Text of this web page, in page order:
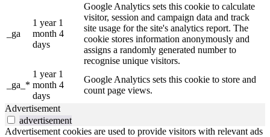
_ga
1 year 1
month 4
days
Google Analytics sets this cookie to calculate
visitor, session and campaign data and track
site usage for the site's analytics report. The
cookie stores information anonymously and
assigns a randomly generated number to
recognise unique visitors.
_ga_*
1 year 1
month 4
days
Google Analytics sets this cookie to store and
count page views.
Advertisement
advertisement
Advertisement cookies are used to provide visitors with relevant ads